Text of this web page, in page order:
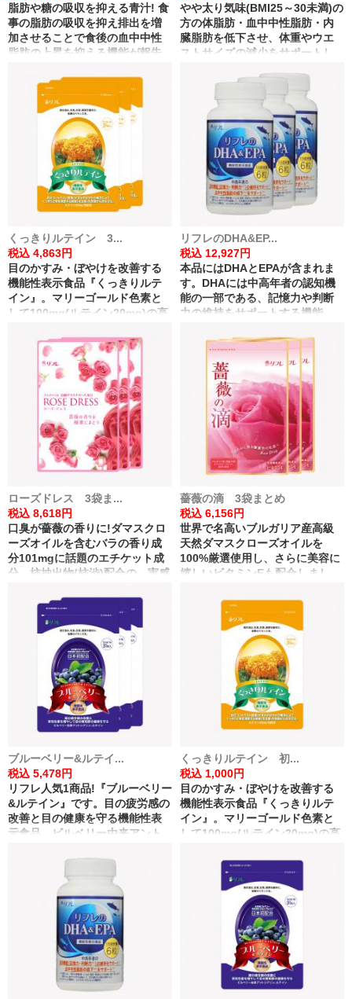
脂肪や糖の吸収を抑える青汁! 食
事の脂肪の吸収を抑え排出を増
加させることで食後の血中中性
脂肪の上昇を抑える機能が報告
ン(食物繊維)を配合!
やや太り気味(BMI25～30未満)の
方の体脂肪・血中中性脂肪・内
臓脂肪を低下させ、体重やウエ
ストサイズの減少をサポートし
いるエラグ酸を配合。
くっきりルテイン 3...
税込 4,863円
目のかすみ・ぼやけを改善する
機能性表示食品『くっきりルテ
イン』。マリーゴールド色素と
して100mg(ルテイン20mg)の高
※コントラスト感度の改善によ
リフレのDHA&EP...
税込 12,927円
本品にはDHAとEPAが含まれま
す。DHAには中高年者の認知機
能の一部である、記憶力や判断
力の維持をサポートする機能、
を低下させる機能があることが
報告されています。 ※記憶力と
は、一時的に情報(数・ことば・
図形・物語など)を記憶に留めて
思い出す力 ※判断力とは、数字
や文字を認識して、次の適切な
行動を判断する力
ローズドレス 3袋ま...
税込 8,618円
口臭が薔薇の香りに!ダマスクロ
ーズオイルを含むバラの香り成
分101mgに話題のエチケット成
分、柿抽出物(柿渋)配合の、実感
薔薇の滴 3袋まとめ
税込 6,156円
世界で名高いブルガリア産高級
天然ダマスクローズオイルを
100%厳選使用し、さらに美容に
嬉しいビタミンEも配合しまし
な薔薇の香りに。
ブルーベリー&ルテイ...
税込 5,478円
リフレ人気1商品!『ブルーベリー
&ルテイン』です。目の疲労感の
改善と目の健康を守る機能性表
示食品。ビルベリー由来アント
合した自慢の商品です!
くっきりルテイン 初...
税込 1,000円
目のかすみ・ぼやけを改善する
機能性表示食品『くっきりルテ
イン』。マリーゴールド色素と
して100mg(ルテイン20mg)の高
※コントラスト感度の改善によ